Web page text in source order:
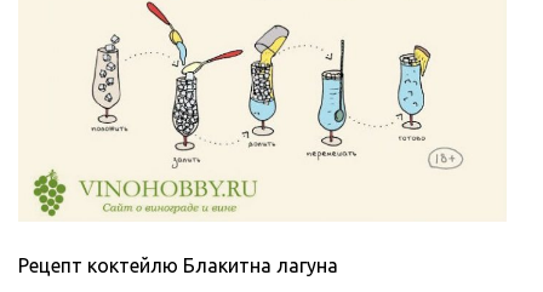
Рецепт коктейлю Блакитна лагуна